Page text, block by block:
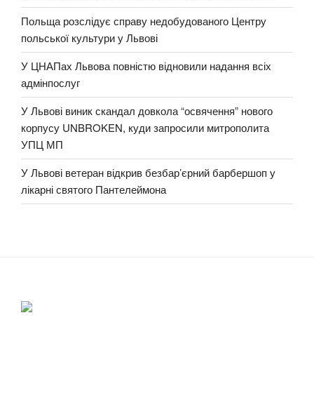
Польща розслідує справу недобудованого Центру
польської культури у Львові
У ЦНАПах Львова повністю відновили надання всіх
адмінпослуг
У Львові виник скандал довкола “освячення” нового
корпусу UNBROKEN, куди запросили митрополита
УПЦ МП
У Львові ветеран відкрив безбар’єрний барбершоп у
лікарні святого Пантелеймона